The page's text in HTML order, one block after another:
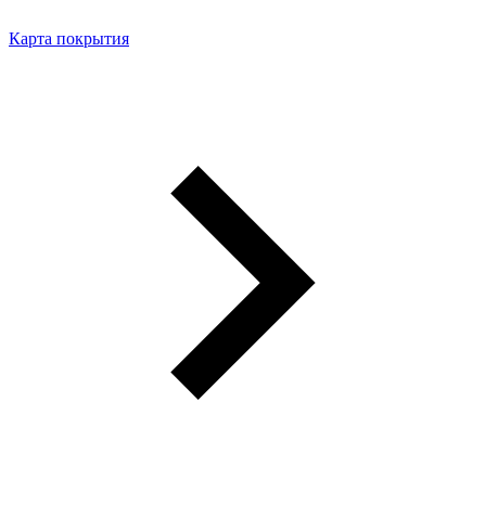
Карта покрытия